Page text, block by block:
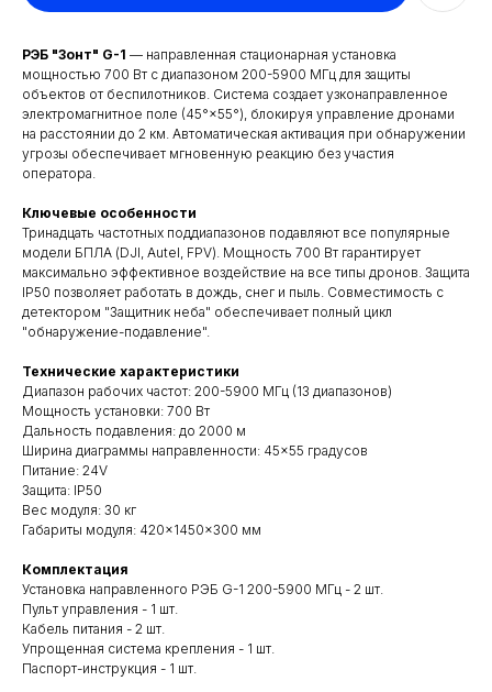
РЭБ "Зонт" G-1 — направленная стационарная установка
мощностью 700 Вт с диапазоном 200-5900 МГц для защиты
объектов от беспилотников. Система создает узконаправленное
электромагнитное поле (45°×55°), блокируя управление дронами
на расстоянии до 2 км. Автоматическая активация при обнаружении
угрозы обеспечивает мгновенную реакцию без участия
оператора.
Ключевые особенности
Тринадцать частотных поддиапазонов подавляют все популярные
модели БПЛА (DJI, Autel, FPV). Мощность 700 Вт гарантирует
максимально эффективное воздействие на все типы дронов. Защита
IP50 позволяет работать в дождь, снег и пыль. Совместимость с
детектором "Защитник неба" обеспечивает полный цикл
"обнаружение-подавление".
Технические характеристики
Диапазон рабочих частот: 200-5900 МГц (13 диапазонов)
Мощность установки: 700 Вт
Дальность подавления: до 2000 м
Ширина диаграммы направленности: 45×55 градусов
Питание: 24V
Защита: IP50
Вес модуля: 30 кг
Габариты модуля: 420×1450×300 мм
Комплектация
Установка направленного РЭБ G-1 200-5900 МГц - 2 шт.
Пульт управления - 1 шт.
Кабель питания - 2 шт.
Упрощенная система крепления - 1 шт.
Паспорт-инструкция - 1 шт.
Квадрокоптеры
Аксессуары для квадрокоптеров
Детекторы и подавители БПЛА